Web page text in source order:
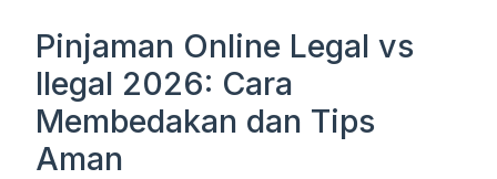
Pinjaman Online Legal vs
Ilegal 2026: Cara
Membedakan dan Tips
Aman